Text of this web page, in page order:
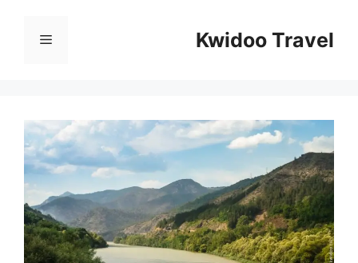
содержимому
Kwidoo Travel
Меню